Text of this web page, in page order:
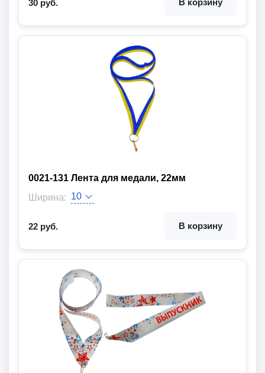
30 руб. В корзину
0021-131 Лента для медали, 22мм
Ширина:
22 руб.
В корзину